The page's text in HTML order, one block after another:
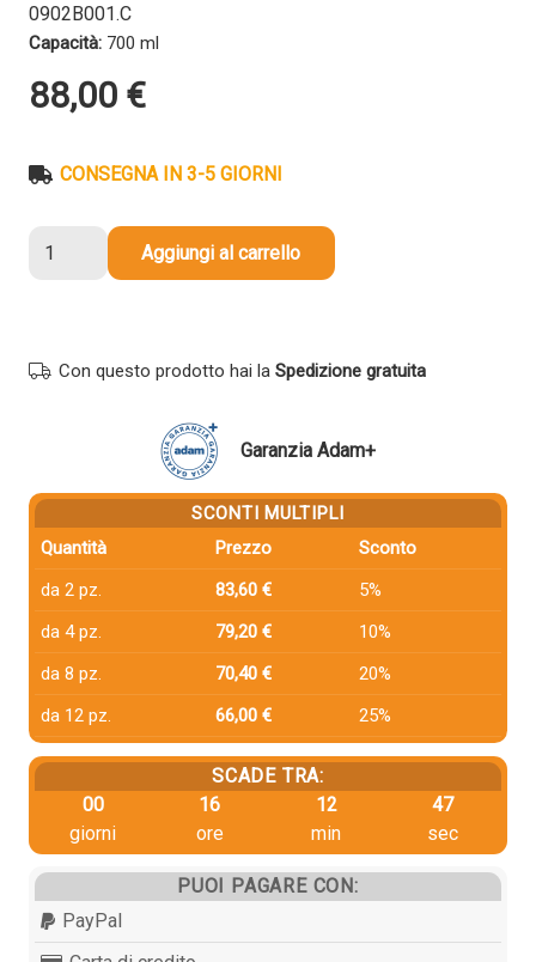
0902B001.C
Capacità: 700 ml
88,00 €
CONSEGNA IN 3-5 GIORNI
compatibile
701M
Aggiungi al carrello
Con questo prodotto hai la Spedizione gratuita
Garanzia Adam+
SCONTI MULTIPLI
Quantità
Prezzo
Sconto
da 2 pz.
83,60 €
5%
da 4 pz.
79,20 €
10%
da 8 pz.
70,40 €
20%
da 12 pz.
66,00 € 25%
SCADE TRA:
00
giorni
16
ore
12
min
46
sec
PUOI PAGARE CON:
PayPal